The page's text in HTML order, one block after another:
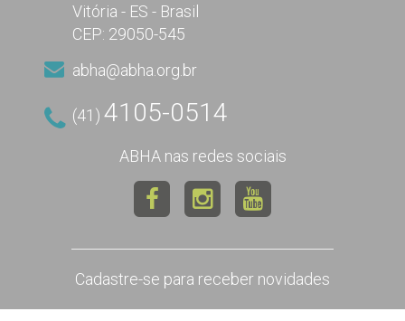
Vitória - ES - Brasil
CEP: 29050-545
abha@abha.org.br
(41) 4105-0514
ABHA nas redes sociais
Cadastre-se para receber novidades